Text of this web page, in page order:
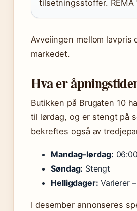
tilsetningsstoffer.
Avveiingen mellom lavpris
markedet.
Hva er
Butikken på Brugaten 10
til lørdag, og er stengt på
bekreftes også av
Mandag–lørdag:
Søndag: Stengt
Helligdager: Varierer
I desember annonseres